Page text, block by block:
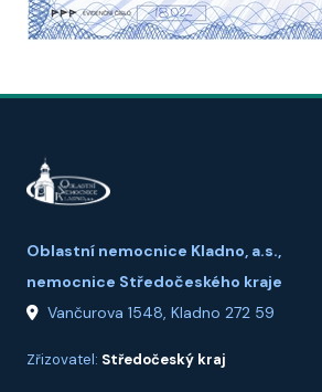
Oblastní nemocnice Kladno, a.s.,
nemocnice Středočeského kraje
Vančurova 1548, Kladno 272 59
Zřizovatel: Středočeský kraj